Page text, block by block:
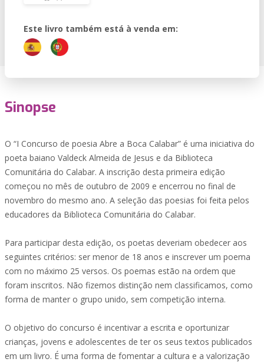
Este livro também está à venda em:
Sinopse
O “I Concurso de poesia Abre a Boca Calabar” é uma iniciativa do
poeta baiano Valdeck Almeida de Jesus e da Biblioteca
Comunitária do Calabar. A inscrição desta primeira edição
começou no mês de outubro de 2009 e encerrou no final de
novembro do mesmo ano. A seleção das poesias foi feita pelos
educadores da Biblioteca Comunitária do Calabar.
Para participar desta edição, os poetas deveriam obedecer aos
seguintes critérios: ser menor de 18 anos e inscrever um poema
com no máximo 25 versos. Os poemas estão na ordem que
foram inscritos. Não fizemos distinção nem classificamos, como
forma de manter o grupo unido, sem competição interna.
O objetivo do concurso é incentivar a escrita e oportunizar
crianças, jovens e adolescentes de ter os seus textos publicados
em um livro. É uma forma de fomentar a cultura e a valorização